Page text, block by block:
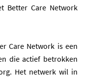
Better Care Network
Care Network is een
die actief betrokken
Het netwerk wil in